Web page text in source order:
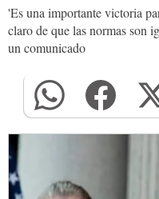
'Es una importante victoria
claro de que las normas son
un comunicado